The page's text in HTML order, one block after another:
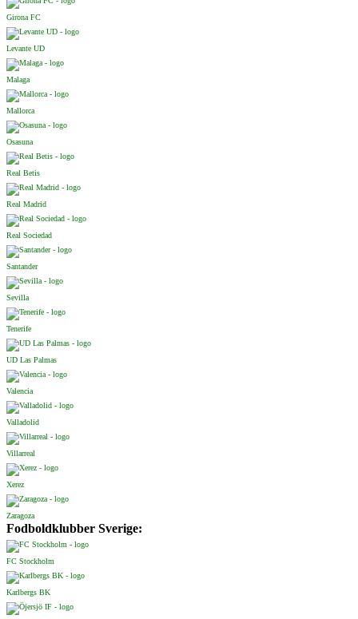
Girona FC
Levante UD
Malaga
Mallorca
Osasuna
Real Betis
Real Madrid
Real Sociedad
Santander
Sevilla
Tenerife
UD Las Palmas
Valencia
Valladolid
Villarreal
Xerez
Zaragoza
Fodboldklubber Sverige:
FC Stockholm
Karlbergs BK